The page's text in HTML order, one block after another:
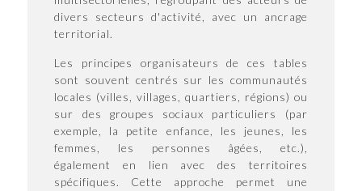
divers secteurs d'activité, avec un ancrage
territorial.
Les principes organisateurs de ces tables
sont souvent centrés sur les communautés
locales (villes, villages, quartiers, régions) ou
sur des groupes sociaux particuliers (par
exemple, la petite enfance, les jeunes, les
femmes, les personnes âgées, etc.),
également en lien avec des territoires
spécifiques. Cette approche permet une